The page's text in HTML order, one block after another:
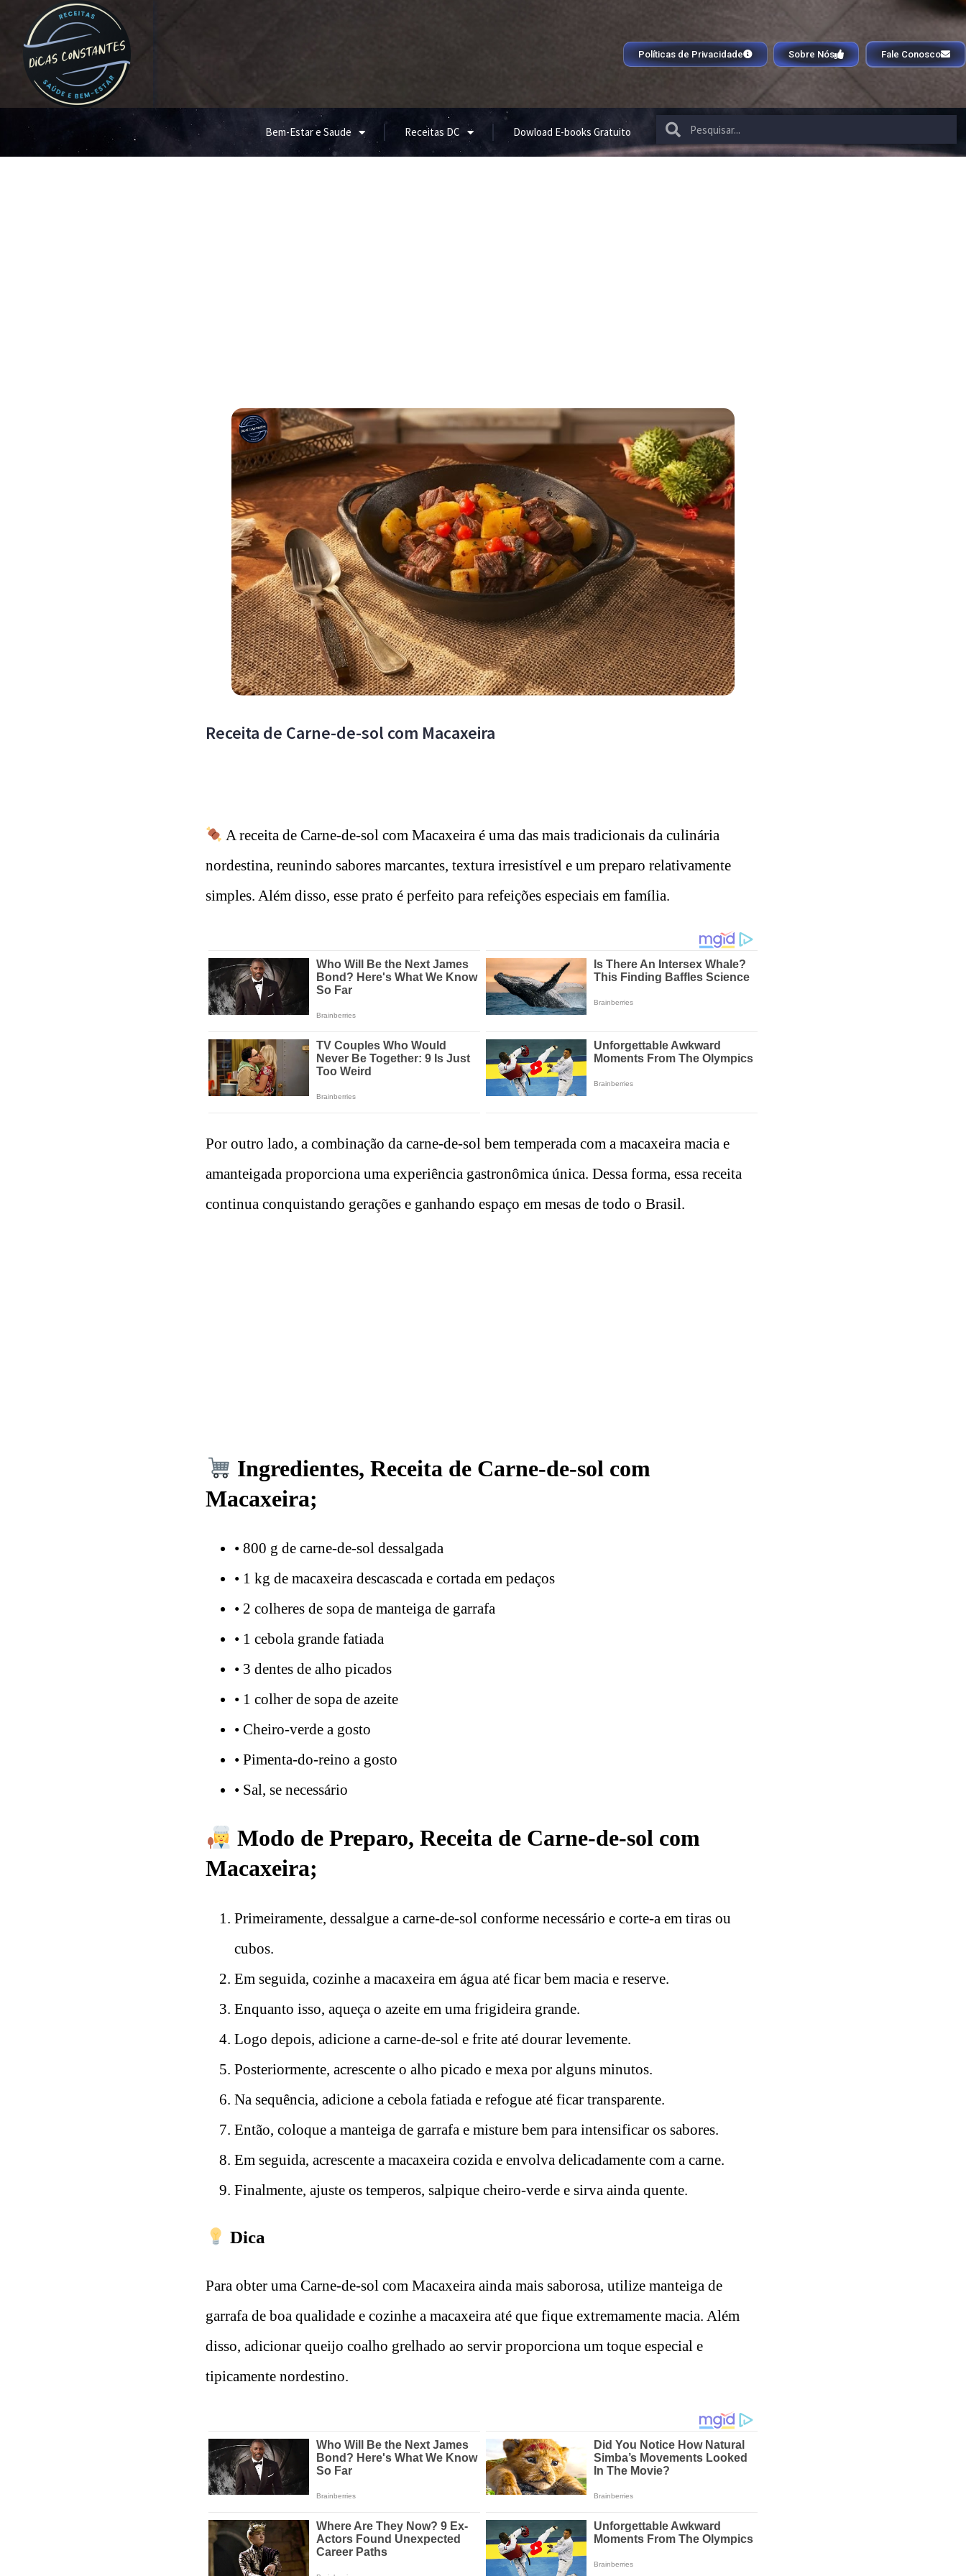
Políticas de Privacidade Sobre Nós Fale Conosco
Bem-Estar e Saude Receitas DC Dowload E-books Gratuito
Receita de Carne-de-sol com Macaxeira
A receita de Carne-de-sol com Macaxeira é uma das mais tradicionais da culinária
nordestina, reunindo sabores marcantes, textura irresistível e um preparo relativamente
simples. Além disso, esse prato é perfeito para refeições especiais em família.
Por outro lado, a combinação da carne-de-sol bem temperada com a macaxeira macia e
amanteigada proporciona uma experiência gastronômica única. Dessa forma, essa receita
continua conquistando gerações e ganhando espaço em mesas de todo o Brasil.
Ingredientes, Receita de Carne-de-sol com
Macaxeira;
• 800 g de carne-de-sol dessalgada
• 1 kg de macaxeira descascada e cortada em pedaços
• 2 colheres de sopa de manteiga de garrafa
• 1 cebola grande fatiada
• 3 dentes de alho picados
• 1 colher de sopa de azeite
• Cheiro-verde a gosto
• Pimenta-do-reino a gosto
• Sal, se necessário
Modo de Preparo, Receita de Carne-de-sol com
Macaxeira;
Primeiramente, dessalgue a carne-de-sol conforme necessário e corte-a em tiras ou
cubos.
Em seguida, cozinhe a macaxeira em água até ficar bem macia e reserve.
Enquanto isso, aqueça o azeite em uma frigideira grande.
Logo depois, adicione a carne-de-sol e frite até dourar levemente.
Posteriormente, acrescente o alho picado e mexa por alguns minutos.
Na sequência, adicione a cebola fatiada e refogue até ficar transparente.
Então, coloque a manteiga de garrafa e misture bem para intensificar os sabores.
Em seguida, acrescente a macaxeira cozida e envolva delicadamente com a carne.
Finalmente, ajuste os temperos, salpique cheiro-verde e sirva ainda quente.
Dica
Para obter uma Carne-de-sol com Macaxeira ainda mais saborosa, utilize manteiga de
garrafa de boa qualidade e cozinhe a macaxeira até que fique extremamente macia. Além
disso, adicionar queijo coalho grelhado ao servir proporciona um toque especial e
tipicamente nordestino.